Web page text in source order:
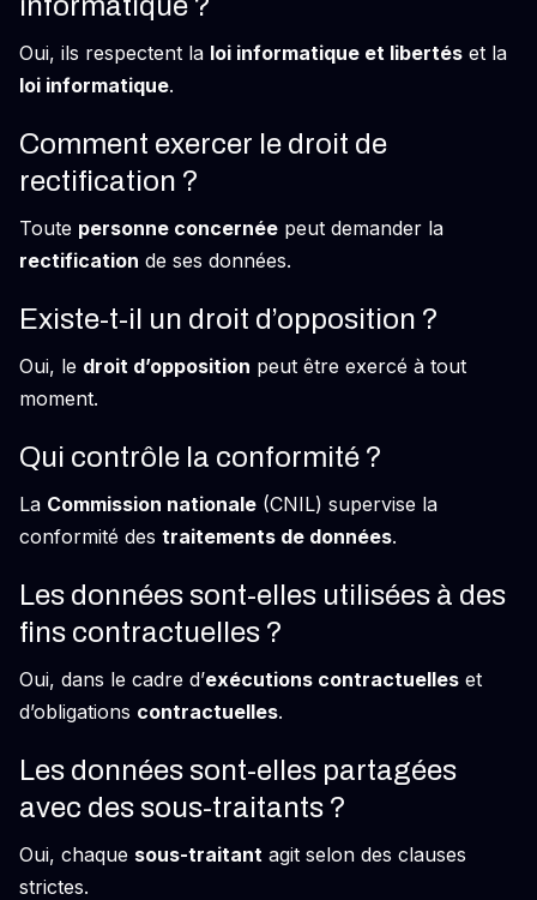
Oui, ils respectent la loi informatique et libertés et la
loi informatique.
Comment exercer le droit de
rectification ?
Toute personne concernée peut demander la
rectification de ses données.
Existe-t-il un droit d’opposition ?
Oui, le droit d’opposition peut être exercé à tout
moment.
Qui contrôle la conformité ?
La Commission nationale (CNIL) supervise la
conformité des traitements de données.
Les données sont-elles utilisées à des
fins contractuelles ?
Oui, dans le cadre d’exécutions contractuelles et
d’obligations contractuelles.
Les données sont-elles partagées
avec des sous-traitants ?
Oui, chaque sous-traitant agit selon des clauses
strictes.